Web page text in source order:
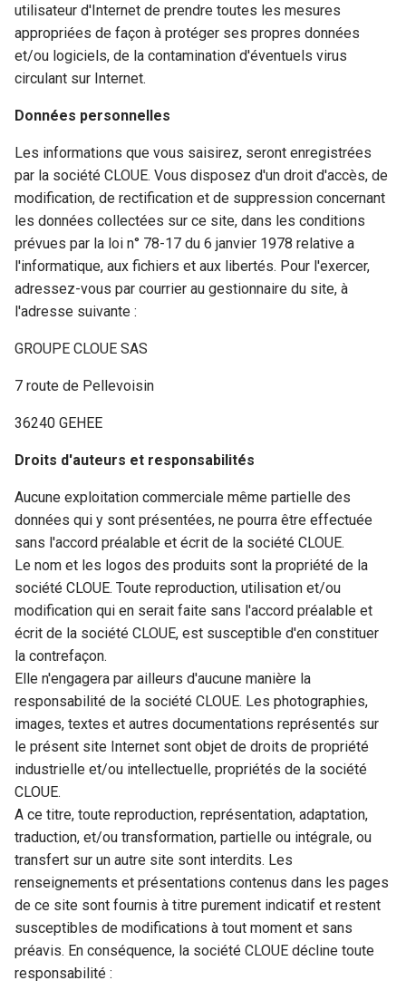
utilisateur d'Internet de prendre toutes les mesures
appropriées de façon à protéger ses propres données
et/ou logiciels, de la contamination d'éventuels virus
circulant sur Internet.
Données personnelles
Les informations que vous saisirez, seront enregistrées
par la société CLOUE. Vous disposez d'un droit d'accès, de
modification, de rectification et de suppression concernant
les données collectées sur ce site, dans les conditions
prévues par la loi n° 78-17 du 6 janvier 1978 relative a
l'informatique, aux fichiers et aux libertés. Pour l'exercer,
adressez-vous par courrier au gestionnaire du site, à
l'adresse suivante :
GROUPE CLOUE SAS
7 route de Pellevoisin
36240 GEHEE
Droits d'auteurs et responsabilités
Aucune exploitation commerciale même partielle des
données qui y sont présentées, ne pourra être effectuée
sans l'accord préalable et écrit de la société CLOUE.
Le nom et les logos des produits sont la propriété de la
société CLOUE. Toute reproduction, utilisation et/ou
modification qui en serait faite sans l'accord préalable et
écrit de la société CLOUE, est susceptible d'en constituer
la contrefaçon.
Elle n'engagera par ailleurs d'aucune manière la
responsabilité de la société CLOUE. Les photographies,
images, textes et autres documentations représentés sur
le présent site Internet sont objet de droits de propriété
industrielle et/ou intellectuelle, propriétés de la société
CLOUE.
A ce titre, toute reproduction, représentation, adaptation,
traduction, et/ou transformation, partielle ou intégrale, ou
transfert sur un autre site sont interdits. Les
renseignements et présentations contenus dans les pages
de ce site sont fournis à titre purement indicatif et restent
susceptibles de modifications à tout moment et sans
préavis. En conséquence, la société CLOUE décline toute
responsabilité :